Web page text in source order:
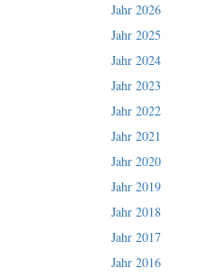
Jahr 2026
Jahr 2025
Jahr 2024
Jahr 2023
Jahr 2022
Jahr 2021
Jahr 2020
Jahr 2019
Jahr 2018
Jahr 2017
Jahr 2016